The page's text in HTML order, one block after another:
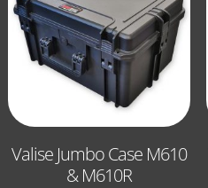
Valise Jumbo Case M610
& M610R